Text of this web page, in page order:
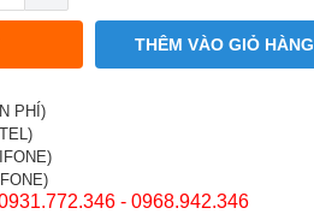
THÊM VÀO GIỎ HÀNG
PHÍ)
- 0968.942.346